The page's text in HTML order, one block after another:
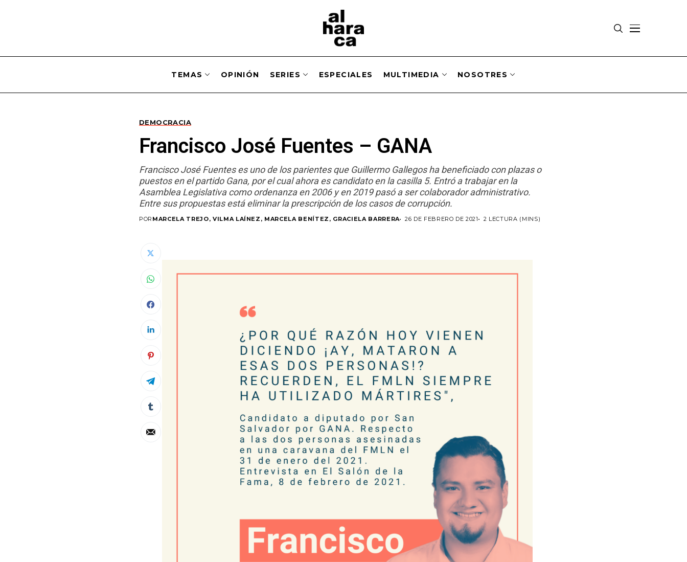
TEMAS OPINIÓN SERIES ESPECIALES MULTIMEDIA NOSOTRES
DEMOCRACIA
Francisco José Fuentes – GANA
Francisco José Fuentes es uno de los parientes que Guillermo Gallegos ha beneficiado con plazas o
puestos en el partido Gana, por el cual ahora es candidato en la casilla 5. Entró a trabajar en la
Asamblea Legislativa como ordenanza en 2006 y en 2019 pasó a ser colaborador administrativo.
Entre sus propuestas está eliminar la prescripción de los casos de corrupción.
POR MARCELA TREJO, VILMA LAÍNEZ, MARCELA BENÍTEZ, GRACIELA BARRERA 26 DE FEBRERO DE 2021 2 LECTURA (MINS)